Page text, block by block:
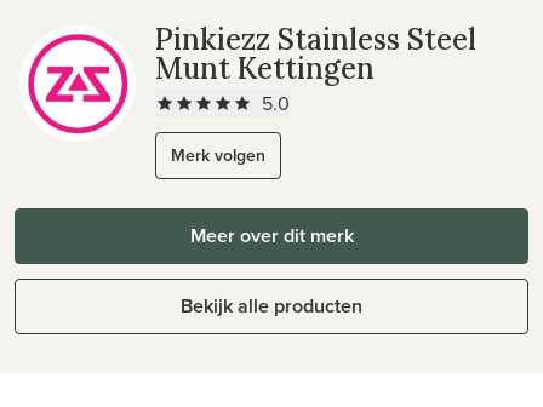
Pinkiezz Stainless Steel
Munt Kettingen
5.0
Merk volgen
Meer over dit merk
Bekijk alle producten